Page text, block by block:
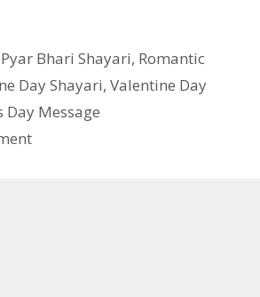
Pyar Bhari Shayari, Romantic
Day Shayari, Valentine Day
Day Message